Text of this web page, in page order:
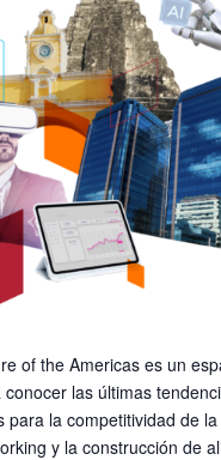
of the Americas es un
las últimas
para la competitividad de
y la construcción de